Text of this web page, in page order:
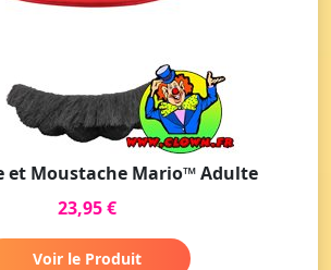
et Moustache Mario™ Adulte
23,95 €
Voir le Produit